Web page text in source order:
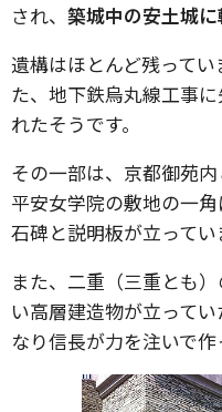
され、 築城中の安土城に
遺構はほとんど残って
た、地下鉄烏丸線工事
れたそうです。
その一部は、京都御苑
平安女学院の敷地の一
石碑と説明板が立ってい
また、二重（三重とも
い高層建造物が立って
なり信長が力を注いで作